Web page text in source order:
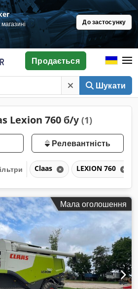
До застосунку
Шукати
Продається
Lexion 760 б/у (1)
Релевантність
Claas LEXION 760
Мала оголошення